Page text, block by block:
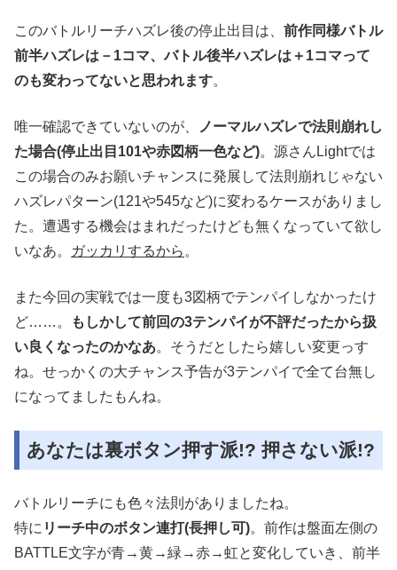
このバトルリーチハズレ後の停止出目は、 前作同様バトル
前半ハズレは－1コマ、バトル後半ハズレは＋1コマって
のも変わってないと思われます。
唯一確認できていないのが、
ノーマルハズレで法則崩れし
た場合(停止出目101や赤図柄一色など)。源さんLightでは
この場合のみお願いチャンスに発展して法則崩れじゃない
ハズレパターン(121や545など)に変わるケースがありまし
た。遭遇する機会はまれだったけども無くなっていて欲し
いなあ。
ガッカリするから 。
また今回の実戦では一度も3図柄でテンパイしなかったけ
ど……。
もしかして前回の3テンパイが不評だったから扱
い良くなったのかなあ。そうだとしたら嬉しい変更っす
ね。せっかくの大チャンス予告が3テンパイで全て台無し
になってましたもんね。
あなたは裏ボタン押す派!? 押さない派!?
バトルリーチにも色々法則がありましたね。
特に リーチ中のボタン連打(長押し可)。前作は盤面左側の
BATTLE文字が青→黄→緑→赤→虹と変化していき、前半